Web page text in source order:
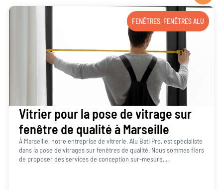
FENÊTRES, FENÊTRES ALU
Vitrier pour la pose de vitrage sur
fenêtre de qualité à Marseille
À Marseille, notre entreprise de vitrerie, Alu Bati Pro, est spécialiste
dans la pose de vitrages sur fenêtres de qualité. Nous sommes fiers
de proposer des services de conception sur-mesure,...